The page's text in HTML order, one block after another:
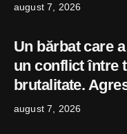
august 7, 2026
Un bărbat care
un conflict între
brutalitate.
august 7, 2026